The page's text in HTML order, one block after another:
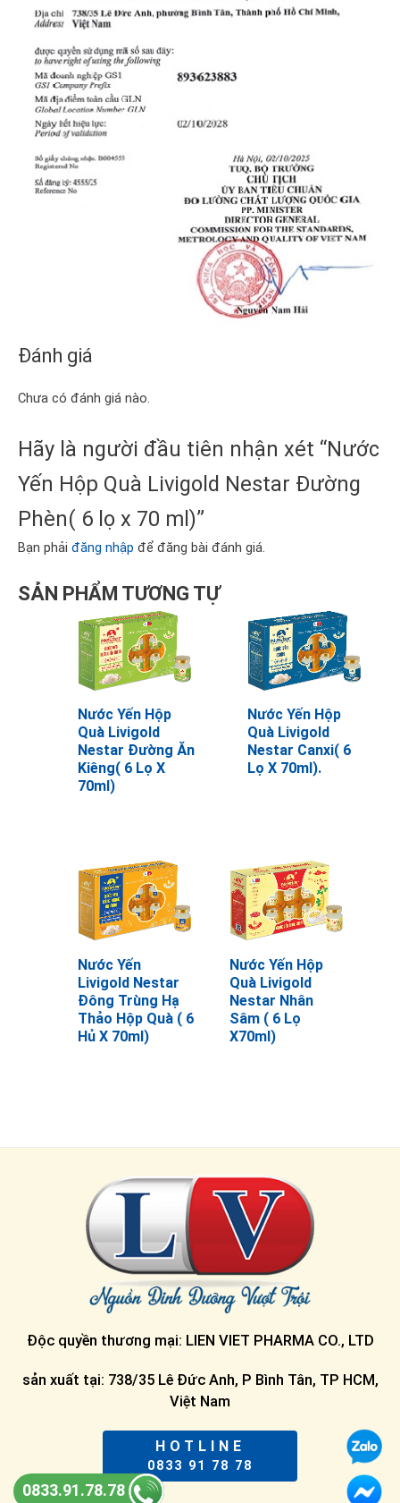
Đánh giá
Chưa có đánh giá nào.
Hãy là người đầu tiên nhận xét “Nước
Yến Hộp Quà Livigold Nestar Đường
Phèn( 6 lọ x 70 ml)”
Bạn phải đăng nhập để đăng bài đánh giá.
SẢN PHẨM TƯƠNG TỰ
Nước Yến Hộp
Quà Livigold
Nestar Đường Ăn
Kiêng( 6 Lọ X
70ml)
Nước Yến Hộp
Quà Livigold
Nestar Canxi( 6
Lọ X 70ml).
Nước Yến
Livigold Nestar
Đông Trùng Hạ
Thảo Hộp Quà ( 6
Hủ X 70ml)
Nước Yến Hộp
Quà Livigold
Nestar Nhân
Sâm ( 6 Lọ
X70ml)
Độc quyền thương mại: LIEN VIET PHARMA CO., LTD
sản xuất tại: 738/35 Lê Đức Anh, P Bình Tân, TP HCM,
Việt Nam
HOTLINE
0833 91 78 78
0833.91.78.78